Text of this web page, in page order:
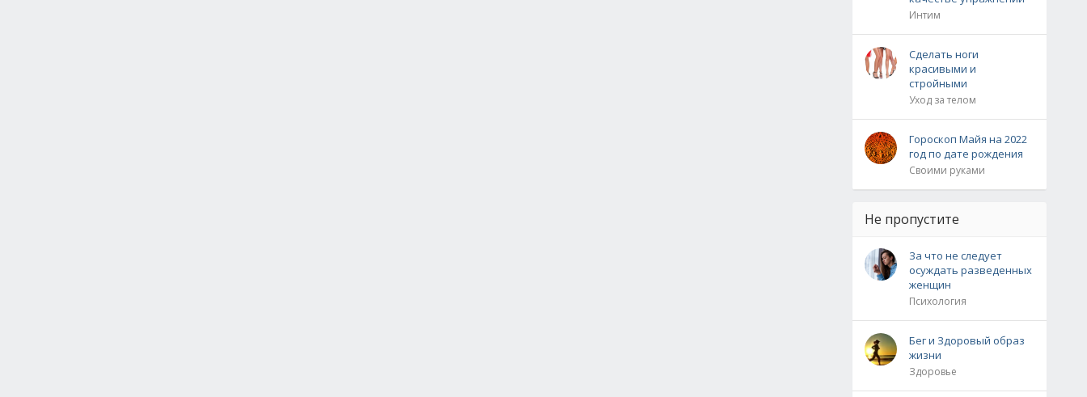
Интим
Сделать ноги
красивыми и
стройными
Уход за телом
Гороскоп Майя на 2022
год по дате рождения
Своими руками
Не пропустите
За что не следует
осуждать разведенных
женщин
Психология
Бег и Здоровый образ
жизни
Здоровье